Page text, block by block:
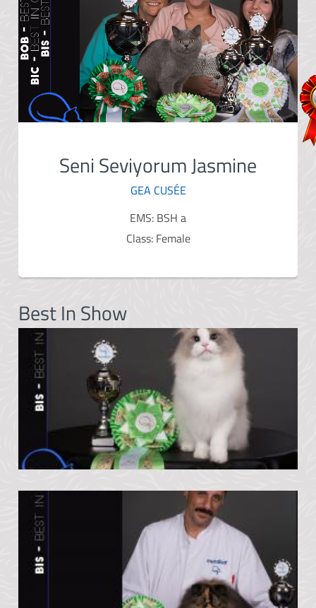
Seni Seviyorum Jasmine
GEA CUSÉE
EMS: BSH a
Class: Female
Best In Show